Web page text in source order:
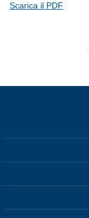
Scarica il PDF